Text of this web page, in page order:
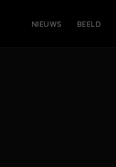
NIEUWS BEELD